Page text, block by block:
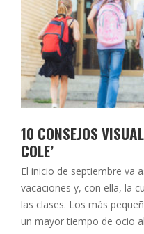
10 CONSEJOS
COLE’
El inicio de septiembre va
vacaciones y, con ella, la
las clases. Los más
un mayor tiempo de ocio